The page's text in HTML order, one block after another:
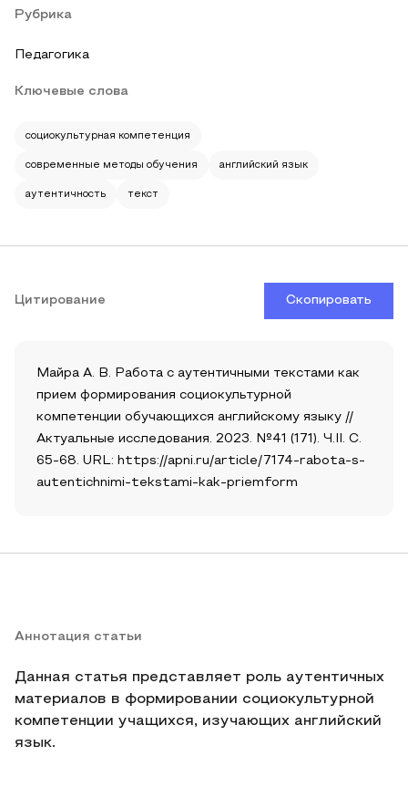
Рубрика
Педагогика
Ключевые слова
социокультурная компетенция
современные методы обучения английский язык
аутентичность текст
Цитирование Скопировать
Майра А. В. Работа с аутентичными текстами как
прием формирования социокультурной
компетенции обучающихся английскому языку //
Актуальные исследования. 2023. №41 (171). Ч.II. С.
65-68. URL: https://apni.ru/article/7174-rabota-s-
autentichnimi-tekstami-kak-priemform
Аннотация статьи
Данная статья представляет роль аутентичных
материалов в формировании социокультурной
компетенции учащихся, изучающих английский
язык.